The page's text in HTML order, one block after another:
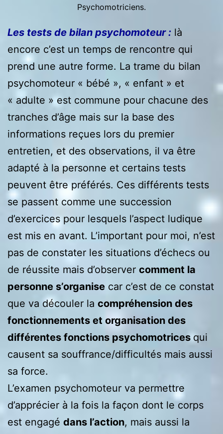
Psychomotriciens.
Les tests de bilan psychomoteur : là
encore c’est un temps de rencontre qui
prend une autre forme. La trame du bilan
psychomoteur « bébé », « enfant » et
« adulte » est commune pour chacune des
tranches d’âge mais sur la base des
informations reçues lors du premier
entretien, et des observations, il va être
adapté à la personne et certains tests
peuvent être préférés. Ces différents tests
se passent comme une succession
d’exercices pour lesquels l’aspect ludique
est mis en avant. L’important pour moi, n’est
pas de constater les situations d’échecs ou
de réussite mais d’observer comment la
personne s’organise car c’est de ce constat
que va découler la compréhension des
fonctionnements et organisation des
différentes fonctions psychomotrices qui
causent sa souffrance/difficultés mais aussi
sa force.
L’examen psychomoteur va permettre
d’apprécier à la fois la façon dont le corps
est engagé dans l’action, mais aussi la